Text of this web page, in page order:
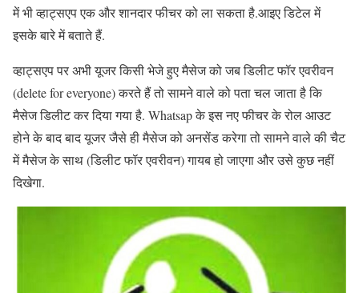
में भी व्हाट्सएप एक और शानदार फीचर को ला सकता है.आइए डिटेल में
इसके बारे में बताते हैं.
व्हाट्सएप पर अभी यूजर किसी भेजे हुए मैसेज को जब डिलीट फॉर एवरीवन
(delete for everyone) करते हैं तो सामने वाले को पता चल जाता है कि
मैसेज डिलीट कर दिया गया है. Whatsap के इस नए फीचर के रोल आउट
होने के बाद बाद यूजर जैसे ही मैसेज को अनसेंड करेगा तो सामने वाले की चैट
में मैसेज के साथ (डिलीट फॉर एवरीवन) गायब हो जाएगा और उसे कुछ नहीं
दिखेगा.